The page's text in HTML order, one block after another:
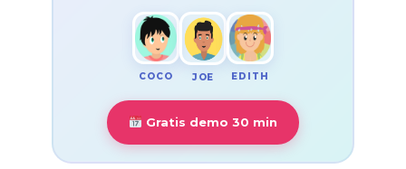
COCO JOE EDITH
Gratis demo 30 min